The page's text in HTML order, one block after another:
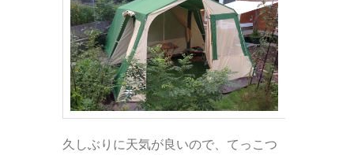
久しぶりに天気が良いので、てっこつ